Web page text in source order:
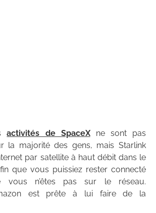
activités de SpaceXne sont pas
la majorité des gens, mais Starlink
par satellite à haut débit dans le
que vous puissiez rester connecté
vous n’êtes pas sur le réseau.
est prête à lui faire de la